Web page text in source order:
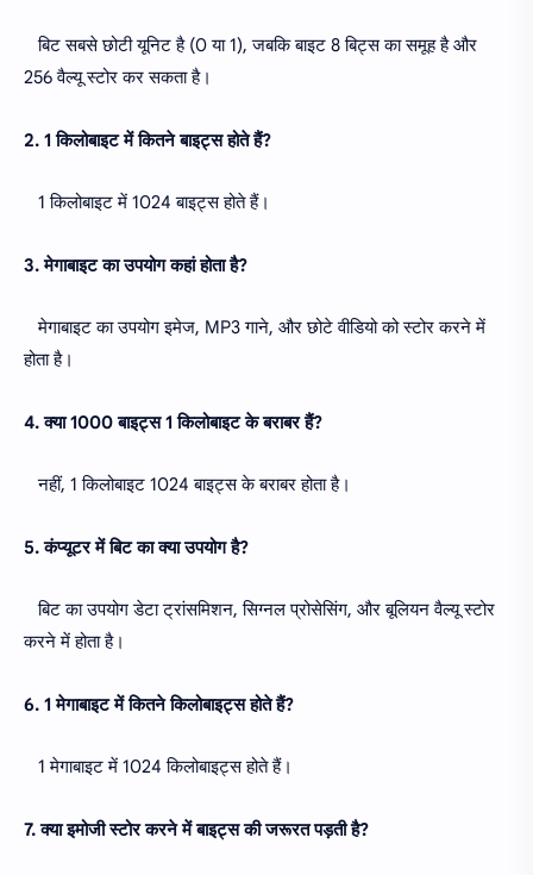
बिट सबसे छोटी यूनिट है (0 या 1), जबकि बाइट 8 बिट्स का समूह है और
256 वैल्यू स्टोर कर सकता है।
2. 1 किलोबाइट में कितने बाइट्स होते हैं?
1 किलोबाइट में 1024 बाइट्स होते हैं।
3. मेगाबाइट का उपयोग कहां होता है?
मेगाबाइट का उपयोग इमेज, MP3 गाने, और छोटे वीडियो को स्टोर करने में
होता है।
4. क्या 1000 बाइट्स 1 किलोबाइट के बराबर हैं?
नहीं, 1 किलोबाइट 1024 बाइट्स के बराबर होता है।
5. कंप्यूटर में बिट का क्या उपयोग है?
बिट का उपयोग डेटा ट्रांसमिशन, सिग्नल प्रोसेसिंग, और बूलियन वैल्यू स्टोर
करने में होता है।
6. 1 मेगाबाइट में कितने किलोबाइट्स होते हैं?
1 मेगाबाइट में 1024 किलोबाइट्स होते हैं।
7. क्या इमोजी स्टोर करने में बाइट्स की जरूरत पड़ती है?